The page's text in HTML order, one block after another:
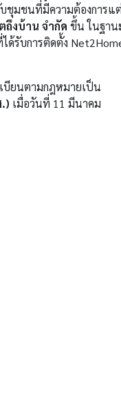
บชุมชนที่มีความต้องการแ
ถึงบ้าน จำกัด ขึ้น ในฐาน
ด้รับการติดตั้ง
บียนตามกฎหมายเป็น
เมื่อวันที่ 11 มีนาคม